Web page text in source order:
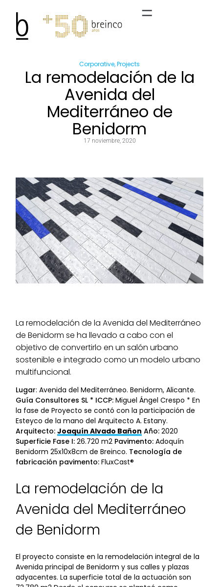
Corporative,Projects
La remodelación de la
Avenida del
Mediterráneo de
Benidorm
17 noviembre, 2020
La remodelación de la Avenida del Mediterráneo
de Benidorm se ha llevado a cabo con el
objetivo de convertirlo en un salón urbano
sostenible e integrado como un modelo urbano
multifuncional.
Lugar: Avenida del Mediterráneo. Benidorm, Alicante.
Guía Consultores SL * ICCP: Miguel Ángel Crespo * En
la fase de Proyecto se contó con la participación de
Esteyco de la mano del Arquitecto A. Estany.
Arquitecto: Joaquín Alvado Bañon Año: 2020
Superficie Fase I: 26.720 m2 Pavimento: Adoquín
Benidorm 25x10x8cm de Breinco. Tecnología de
fabricación pavimento: FluxCast®
La remodelación de la
Avenida del Mediterráneo
de Benidorm
El proyecto consiste en la remodelación integral de la
Avenida principal de Benidorm y sus calles y plazas
adyacentes. La superficie total de la actuación son